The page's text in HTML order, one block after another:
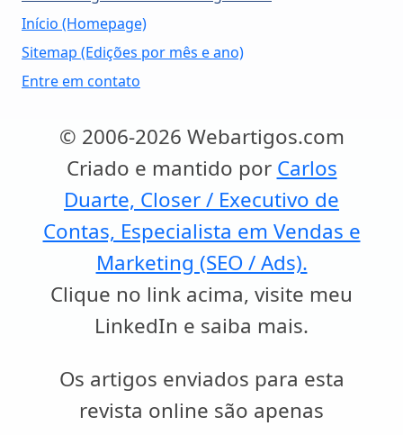
Início (Homepage)
Sitemap (Edições por mês e ano)
Entre em contato
© 2006-2026 Webartigos.com
Criado e mantido por Carlos
Duarte, Closer / Executivo de
Contas, Especialista em Vendas e
Marketing (SEO / Ads).
Clique no link acima, visite meu
LinkedIn e saiba mais.
Os artigos enviados para esta
revista online são apenas